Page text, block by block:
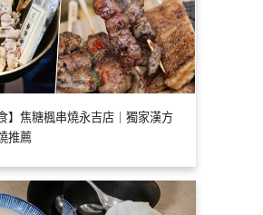
】焦糖楓串燒永吉店｜獨家漢方
推薦